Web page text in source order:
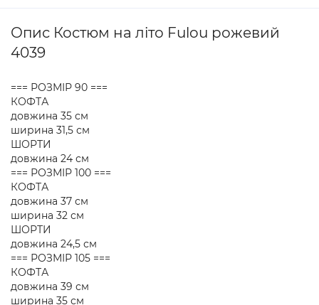
Опис Костюм на літо Fulou рожевий
4039
=== РОЗМІР 90 ===
КОФТА
довжина 35 см
ширина 31,5 см
ШОРТИ
довжина 24 см
=== РОЗМІР 100 ===
КОФТА
довжина 37 см
ширина 32 см
ШОРТИ
довжина 24,5 см
=== РОЗМІР 105 ===
КОФТА
довжина 39 см
ширина 35 см